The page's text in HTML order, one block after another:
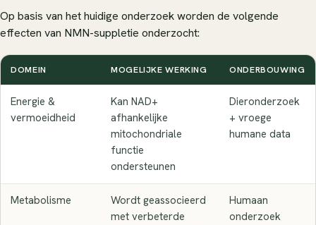
Op basis van het huidige onderzoek worden de volgende
effecten van NMN-suppletie onderzocht:
DOMEIN MOGELIJKE WERKING ONDERBOUWING
Energie &
vermoeidheid
Kan NAD+
afhankelijke
mitochondriale
functie
ondersteunen
Dieronderzoek
+ vroege
humane data
Metabolisme
Wordt geassocieerd
met verbeterde
Humaan
onderzoek